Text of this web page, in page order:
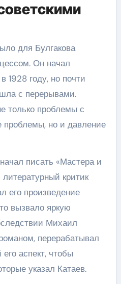
для Булгакова
Он начал
1928 году, но почти
с перерывами.
только проблемы с
но и давление
писать «Мастера и
критик
его произведение
вызвало яркую
Михаил
перерабатывал
аспект, чтобы
указал Катаев.